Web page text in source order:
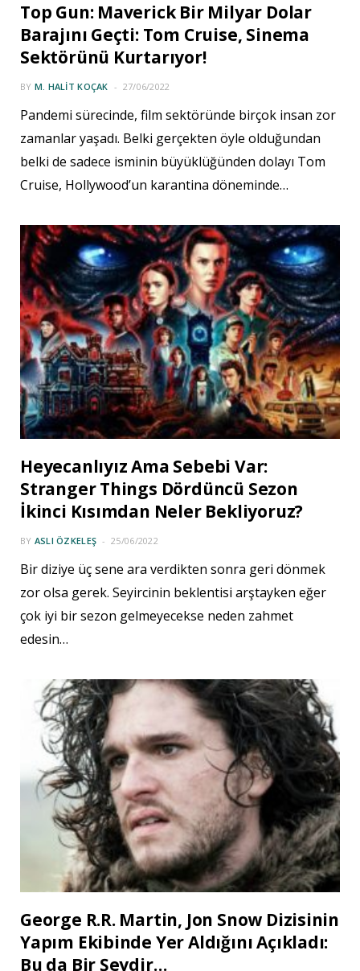
Top Gun: Maverick Bir Milyar Dolar
Barajını Geçti: Tom Cruise, Sinema
Sektörünü Kurtarıyor!
BY M. HALIT KOÇAK 27/06/2022
Pandemi sürecinde, film sektöründe birçok insan zor
zamanlar yaşadı. Belki gerçekten öyle olduğundan
belki de sadece isminin büyüklüğünden dolayı Tom
Cruise, Hollywood’un karantina döneminde…
Heyecanlıyız Ama Sebebi Var:
Stranger Things Dördüncü Sezon
İkinci Kısımdan Neler Bekliyoruz?
BY ASLI ÖZKELEŞ 25/06/2022
Bir diziye üç sene ara verdikten sonra geri dönmek
zor olsa gerek. Seyircinin beklentisi arştayken eğer
çok iyi bir sezon gelmeyecekse neden zahmet
edesin…
George R.R. Martin, Jon Snow Dizisinin
Yapım Ekibinde Yer Aldığını Açıkladı:
Bu da Bir Şeydir…